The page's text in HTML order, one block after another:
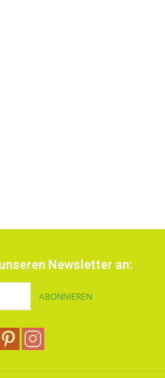
Newsletter an:
ABONNIEREN